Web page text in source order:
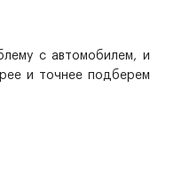
с автомобилем, и
и точнее подберем